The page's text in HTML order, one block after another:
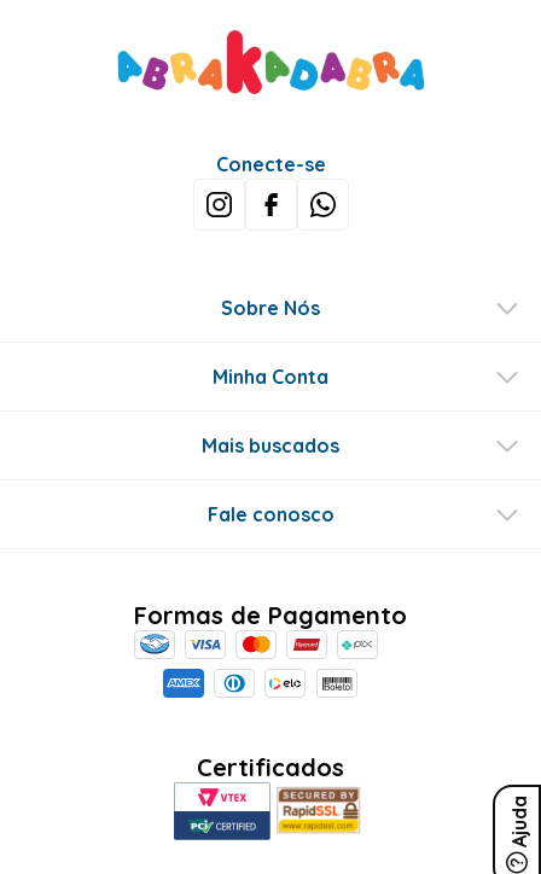
Ajuda
Conecte-se
Sobre Nós
Minha Conta
Mais buscados
Fale conosco
Formas de Pagamento
Certificados